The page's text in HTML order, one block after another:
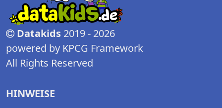
Datakids 2019 - 2026
powered by KPCG Framework
All Rights Reserved
HINWEISE